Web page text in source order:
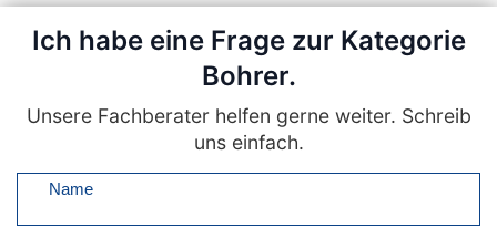
Ich habe eine Frage zur Kategorie
Bohrer.
Unsere Fachberater helfen gerne weiter. Schreib
uns einfach.
Name